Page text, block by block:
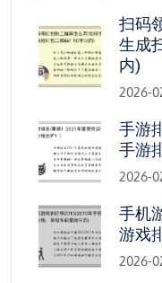
扫码
生成
内)
2026-
手游
手游
2026-
手机
游戏
2026-